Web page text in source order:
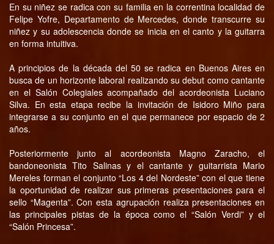
En su niñez se radica con su familia en la correntina localidad de
Felipe Yofre, Departamento de Mercedes, donde transcurre su
niñez y su adolescencia donde se inicia en el canto y la guitarra
en forma intuitiva.
A principios de la década del 50 se radica en Buenos Aires en
busca de un horizonte laboral realizando su debut como cantante
en el Salón Colegiales acompañado del acordeonista Luciano
Silva. En esta etapa recibe la invitación de Isidoro Miño para
integrarse a su conjunto en el que permanece por espacio de 2
años.
Posteriormente junto al acordeonista Magno Zaracho, el
bandoneonista Tito Salinas y el cantante y guitarrista Mario
Mereles forman el conjunto “Los 4 del Nordeste” con el que tiene
la oportunidad de realizar sus primeras presentaciones para el
sello “Magenta”. Con esta agrupación realiza presentaciones en
las principales pistas de la época como el “Salón Verdi” y el
“Salón Princesa”.